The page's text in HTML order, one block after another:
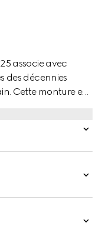
associe avec
des décennies
Cette monture en